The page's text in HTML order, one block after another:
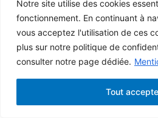
Notre site utilise des cookies
fonctionnement. En continuant à
vous acceptez l'utilisation de ces
plus sur notre politique de
consulter notre page dédiée.
Tout